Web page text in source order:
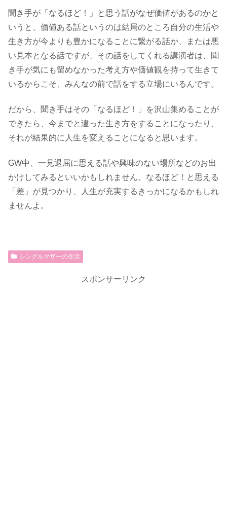
聞き手が「なるほど！」と思う話がなぜ価値があるのかと
いうと、価値ある話というのは結局のところ自分の生活や
生き方が今よりも豊かになることに繋がる話か、または悪
い見本となる話ですが、その話をしてくれる講演者は、聞
き手が気にも留めなかった考え方や価値観を持って生きて
いるからこそ、みんなの前で話をする立場にいるんです。
だから、聞き手はその「なるほど！」を沢山集めることが
できたら、今までと違った生き方をすることになったり、
それが結果的に人生を変えることになると思います。
GW中、一見退屈に思える話や興味のない場所などのお出
かけしてみるといいかもしれません。なるほど！と思える
「差」が見つかり、人生が充実するきっかになるかもしれ
ませんよ。
シングルマザーの生活
スポンサーリンク